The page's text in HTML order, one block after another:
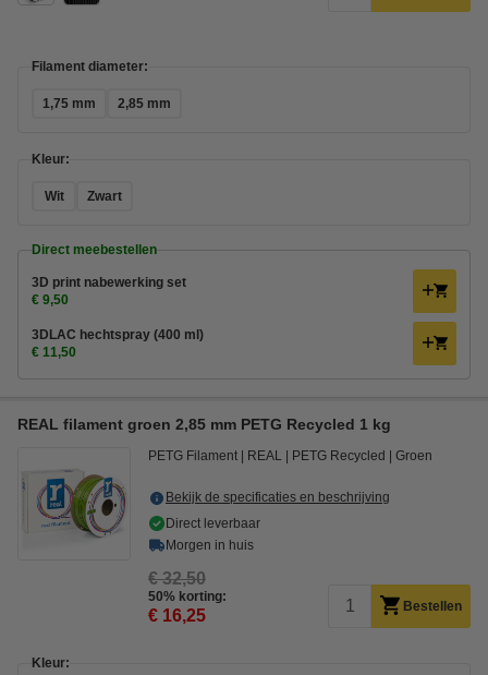
Filament diameter:
1,75 mm 2,85 mm
Kleur:
Wit Zwart
Direct meebestellen
3D print nabewerking set
€ 9,50
3DLAC hechtspray (400 ml)
€ 11,50
REAL filament groen 2,85 mm PETG Recycled 1 kg
PETG Filament REAL PETG Recycled Groen
Bekijk de specificaties en beschrijving
Direct leverbaar
Morgen in huis
€ 32,50
50% korting:
€ 16,25 Bestellen
Kleur: